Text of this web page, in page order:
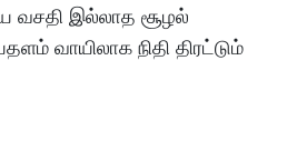
வசதி இல்லாத சூழல்
வாயிலாக நிதி திரட்டும்